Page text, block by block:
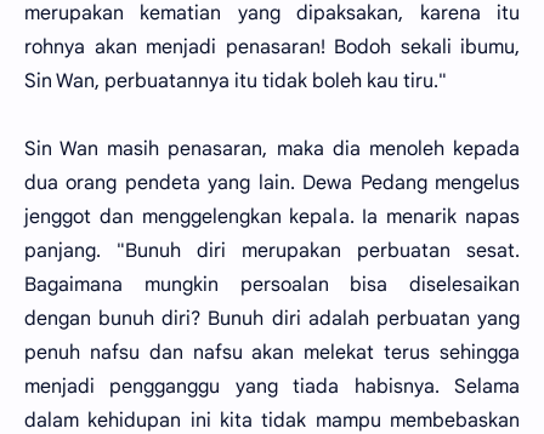
merupakan kematian yang dipaksakan, karena itu
rohnya akan menjadi penasaran! Bodoh sekali ibumu,
Sin Wan, perbuatannya itu tidak boleh kau tiru."
Sin Wan masih penasaran, maka dia menoleh kepada
dua orang pendeta yang lain. Dewa Pedang mengelus
jenggot dan menggelengkan kepala. Ia menarik napas
panjang. "Bunuh diri merupakan perbuatan sesat.
Bagaimana mungkin persoalan bisa diselesaikan
dengan bunuh diri? Bunuh diri adalah perbuatan yang
penuh nafsu dan nafsu akan melekat terus sehingga
menjadi pengganggu yang tiada habisnya. Selama
dalam kehidupan ini kita tidak mampu membebaskan